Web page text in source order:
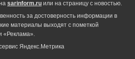
sarinform.ru или на страницу с новостью.
за достоверность информации в
материалы выходят с пометкой
«Реклама».
Яндекс.Метрика